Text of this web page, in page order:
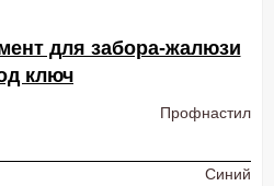
для забора-жалюзи
ключ
Профнастил
Синий